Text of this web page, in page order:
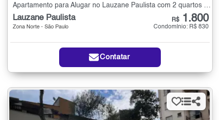
Lauzane Paulista
Zona Norte - São Paulo
R$ 1.800
Condomínio: R$ 830
Contatar